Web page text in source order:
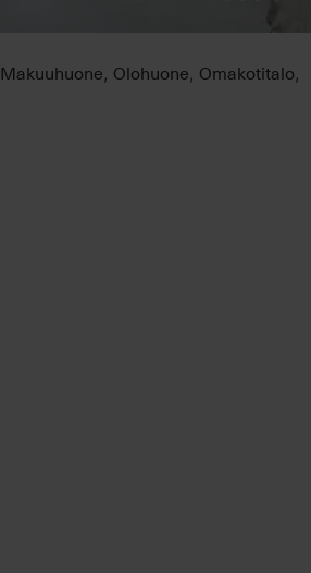
Makuuhuone, Olohuone, Omakotitalo,